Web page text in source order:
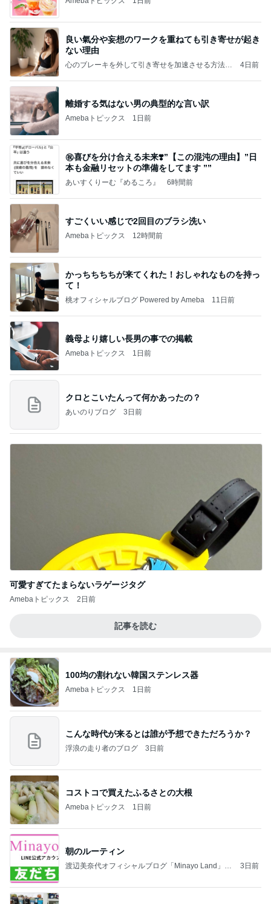
良い氣分や妄想のワークを重ねても引き寄せが起き
ない理由
心のブレーキを外して引き寄せを加速させる方法：
4日前
離婚する気はない男の典型的な言い訳
Amebaトピックス 1日前
㊗️喜びを分け合える未来❣️”【この混沌の理由】”⽇
本も⾦融リセットの準備をしてます ””
あいすくりーむ『めるころ』 6時間前
すごくいい感じで2回目のブラシ洗い
Amebaトピックス 12時間前
かっちちちちが来てくれた！おしゃれなものを持っ
て！
桃オフィシャルブログ Powered by Ameba 11日前
義母より嬉しい長男の事での掲載
Amebaトピックス 1日前
クロとこいたんって何かあったの？
あいのりブログ 3日前
可愛すぎてたまらないラゲージタグ
Amebaトピックス 2日前
記事を読む
100均の割れない韓国ステンレス器
Amebaトピックス 1日前
こんな時代が来るとは誰が予想できただろうか？
浮浪の走り者のブログ 3日前
コストコで買えたふるさとの大根
Amebaトピックス 1日前
朝のルーティン
渡辺美奈代オフィシャルブログ「Minayo Land」P
3日前